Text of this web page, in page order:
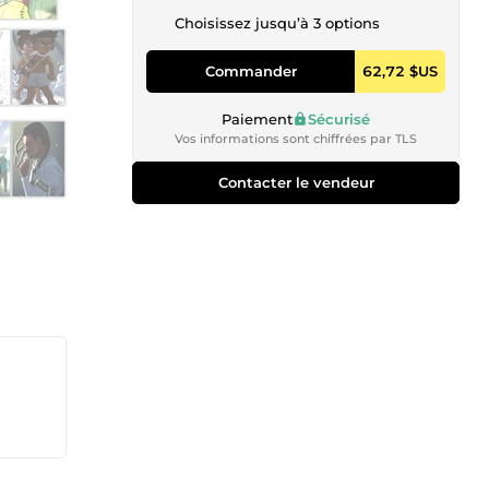
Choisissez jusqu’à 3 options
Commander 62,72 $US
Paiement Sécurisé
Vos informations sont chiffrées par TLS
Contacter le vendeur